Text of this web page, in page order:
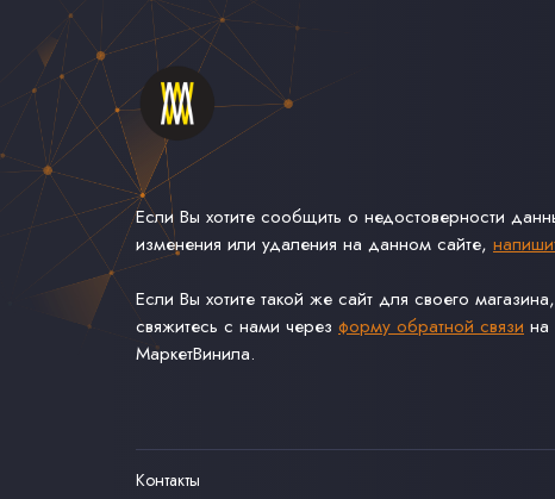
Если Вы хотите сообщить о недостоверности
изменения или удаления на данном сайте,
Если Вы хотите такой же сайт для своего
свяжитесь с нами через форму обратной связи на
МаркетВинила.
Контакты